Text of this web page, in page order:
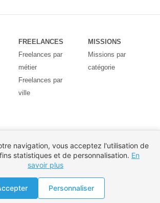
Proposer une mission
FREELANCES
Freelances par
métier
Freelances par
ville
MISSIONS
Missions par
catégorie
navigation, vous acceptez l'utilisation de
statistiques et de personnalisation. En
savoir plus
Personnaliser